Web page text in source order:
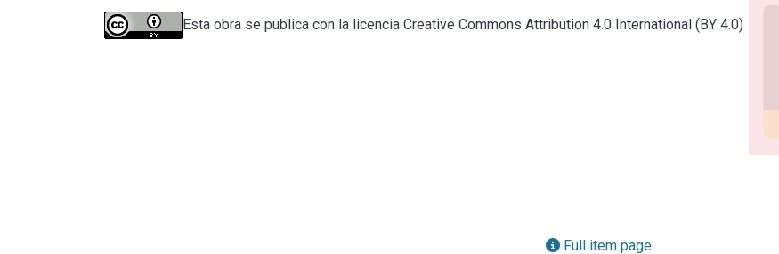
Esta obra se publica con la licencia Creative Commons Attribution 4.0 International (BY 4.0)
Full item page